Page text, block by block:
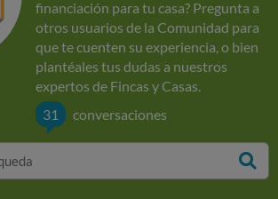
financiación para tu casa? Pregunta a
otros usuarios de la Comunidad para
que te cuenten su experiencia, o bien
plantéales tus dudas a nuestros
expertos de Fincas y Casas.
31
conversaciones